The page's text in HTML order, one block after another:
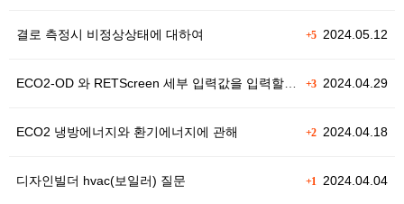
+52024.05.12
결로 측정시 비정상상태에 대하여
+32024.04.29
ECO2-OD 와 RETScreen 세부 입력값을 입력할 수 있는 건물정보 출처
+22024.04.18
ECO2 냉방에너지와 환기에너지에 관해
+1 2024.04.04
디자인빌더 hvac(보일러) 질문